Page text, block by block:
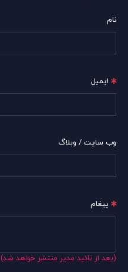
نام
ایمیل
وب سایت / وبلاگ
پیغام
(بعد از تائید مدیر منتشر خواهد شد)